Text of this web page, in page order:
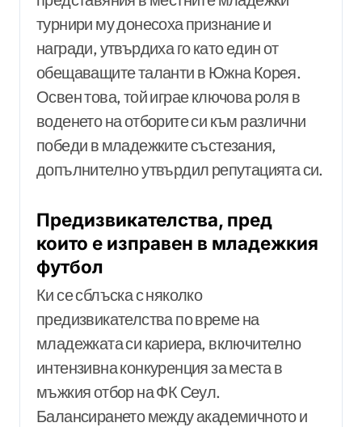
турнири му донесоха признание и
награди, утвърдиха го като един от
обещаващите таланти в Южна Корея.
Освен това, той играе ключова роля в
воденето на отборите си към различни
победи в младежките състезания,
допълнително утвърдил репутацията си.
Предизвикателства, пред
които е изправен в младежкия
футбол
Ки се сблъска с няколко
предизвикателства по време на
младежката си кариера, включително
интензивна конкуренция за места в
мъжкия отбор на ФК Сеул.
Балансирането между академичното и